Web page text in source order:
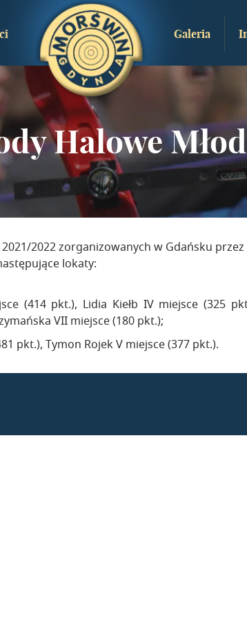
Galeria
Halowe
2022 zorganizowanych w Gdańsku przez
lokaty:
(414 pkt.), Lidia Kiełb IV miejsce (325
VII miejsce (180 pkt.);
pkt.), Tymon Rojek V miejsce (377 pkt.).